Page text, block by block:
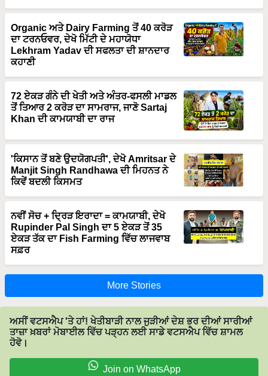
Organic ਅਤੇ Dairy Farming ਤੋਂ 40 ਕਰੋੜ
ਦਾ ਟਰਨਓਵਰ, ਦੇਖੋ ਮਿੱਟੀ ਦੇ ਮਹਾਯੋਧਾ
Lekhram Yadav ਦੀ ਸਫਲਤਾ ਦੀ ਸ਼ਾਨਦਾਰ
ਕਹਾਣੀ
72 ਏਕੜ ਗੰਨੇ ਦੀ ਖੇਤੀ ਅਤੇ ਅੰਤਰ-ਫਸਲੀ ਮਾਡਲ
ਤੋਂ ਤਿਆਰ 2 ਕਰੋੜ ਦਾ ਸਾਮਰਾਜ, ਜਾਣੋ Sartaj
Khan ਦੀ ਕਾਮਯਾਬੀ ਦਾ ਰਾਜ
'ਕਿਸਾਨ ਤੋਂ ਬਣੇ ਉਦਯੋਗਪਤੀ', ਦੇਖੋ Amritsar ਦੇ
Manjit Singh Randhawa ਦੀ ਮਿਹਨਤ ਨੇ
ਕਿਵੇਂ ਬਦਲੀ ਕਿਸਮਤ
ਨਵੀਂ ਸੋਚ + ਦ੍ਰਿੜ ਇਰਾਦਾ = ਕਾਮਯਾਬੀ, ਦੇਖੋ
Rupinder Pal Singh ਦਾ 5 ਏਕੜ ਤੋਂ 35
ਏਕੜ ਤੱਕ ਦਾ Fish Farming ਵਿੱਚ ਲਾਜਵਾਬ
ਸਫ਼ਰ
More Stories
ਅਸੀਂ ਵਟਸਐਪ 'ਤੇ ਹਾਂ! ਖੇਤੀਬਾੜੀ ਨਾਲ ਜੁੜੀਆਂ ਦੇਸ਼ ਭਰ ਦੀਆਂ ਸਾਰੀਆਂ
ਤਾਜ਼ਾ ਖ਼ਬਰਾਂ ਮੋਬਾਈਲ ਵਿੱਚ ਪੜ੍ਹਨ ਲਈ ਸਾਡੇ ਵਟਸਐਪ ਵਿੱਚ ਸ਼ਾਮਲ
ਹੋਵੋ।
Join on WhatsApp